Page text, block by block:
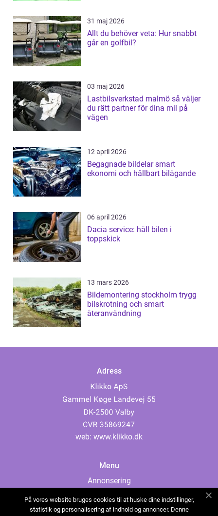
31 maj 2026
Allt du behöver veta: Hur snabbt
går en golfbil?
03 maj 2026
Lastbilsverkstad malmö så väljer
du rätt partner för dina mil på
vägen
12 april 2026
Begagnade bildelar smart
ekonomi och hållbart bilägande
06 april 2026
Dacia service: håll bilen i
toppskick
13 mars 2026
Bildemontering stockholm trygg
bilskrotning och smart
återanvändning
Adress
web: www.klikko.dk
Menu
Annonsering
Cookies
På vores website bruges cookies til at huske dine indstillinger,
statistik og personalisering af indhold og annoncer. Denne